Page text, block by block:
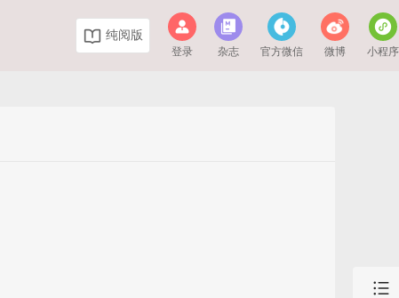
纯阅版
登录 杂志 官方微信 微博 小程序